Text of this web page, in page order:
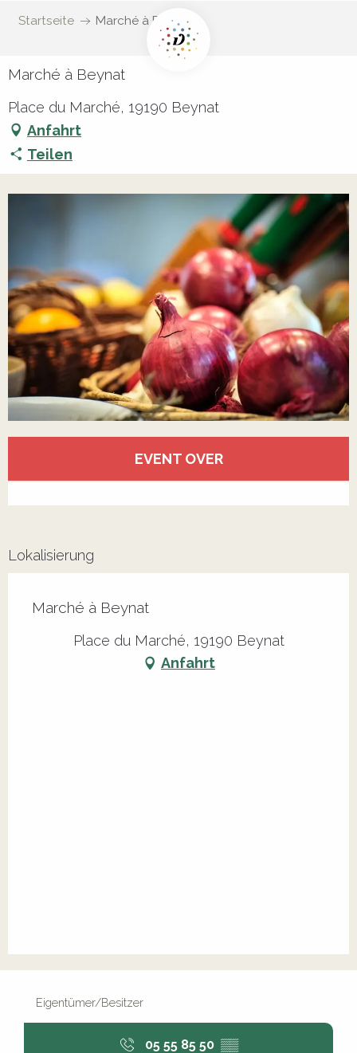
Startseite Marché à Beynat
Marché à Beynat
Place du Marché, 19190 Beynat
Anfahrt
Teilen
EVENT OVER
Lokalisierung
Marché à Beynat
Place du Marché, 19190 Beynat
Anfahrt
Eigentümer/Besitzer
05 55 85 50 ▒▒